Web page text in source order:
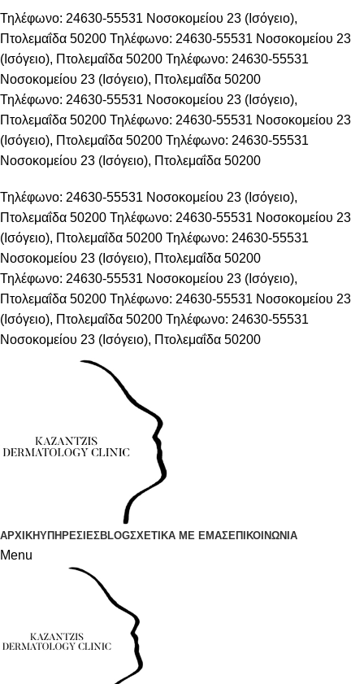
Τηλέφωνο: 24630-55531 Νοσοκομείου 23 (Ισόγειο),
Πτολεμαΐδα 50200 Τηλέφωνο: 24630-55531 Νοσοκομείου 23
(Ισόγειο), Πτολεμαΐδα 50200 Τηλέφωνο: 24630-55531
Νοσοκομείου 23 (Ισόγειο), Πτολεμαΐδα 50200
Τηλέφωνο: 24630-55531 Νοσοκομείου 23 (Ισόγειο),
Πτολεμαΐδα 50200 Τηλέφωνο: 24630-55531 Νοσοκομείου 23
(Ισόγειο), Πτολεμαΐδα 50200 Τηλέφωνο: 24630-55531
Νοσοκομείου 23 (Ισόγειο), Πτολεμαΐδα 50200
Τηλέφωνο: 24630-55531 Νοσοκομείου 23 (Ισόγειο),
Πτολεμαΐδα 50200 Τηλέφωνο: 24630-55531 Νοσοκομείου 23
(Ισόγειο), Πτολεμαΐδα 50200 Τηλέφωνο: 24630-55531
Νοσοκομείου 23 (Ισόγειο), Πτολεμαΐδα 50200
Τηλέφωνο: 24630-55531 Νοσοκομείου 23 (Ισόγειο),
Πτολεμαΐδα 50200 Τηλέφωνο: 24630-55531 Νοσοκομείου 23
(Ισόγειο), Πτολεμαΐδα 50200 Τηλέφωνο: 24630-55531
Νοσοκομείου 23 (Ισόγειο), Πτολεμαΐδα 50200
ΑΡΧΙΚΗΥΠΗΡΕΣΙΕΣBLOGΣΧΕΤΙΚΑ ΜΕ ΕΜΑΣΕΠΙΚΟΙΝΩΝΙΑ
Menu